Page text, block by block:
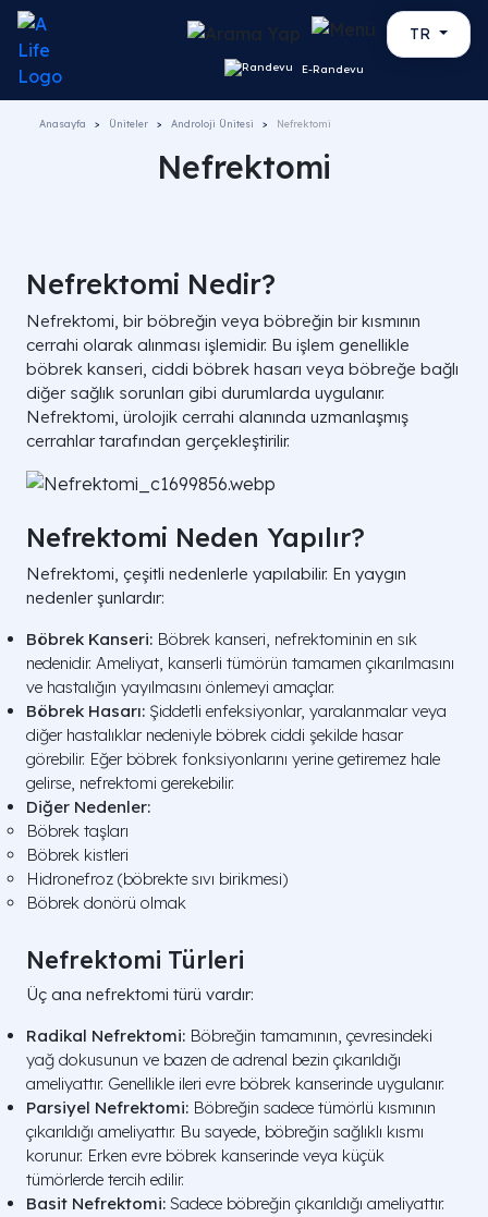
TR
E-Randevu
Anasayfa Üniteler Androloji Ünitesi Nefrektomi
Nefrektomi
Nefrektomi Nedir?
Nefrektomi, bir böbreğin veya böbreğin bir kısmının
cerrahi olarak alınması işlemidir. Bu işlem genellikle
böbrek kanseri, ciddi böbrek hasarı veya böbreğe bağlı
diğer sağlık sorunları gibi durumlarda uygulanır.
Nefrektomi, ürolojik cerrahi alanında uzmanlaşmış
cerrahlar tarafından gerçekleştirilir.
Nefrektomi Neden Yapılır?
Nefrektomi, çeşitli nedenlerle yapılabilir. En yaygın
nedenler şunlardır:
Böbrek Kanseri: Böbrek kanseri, nefrektominin en sık
nedenidir. Ameliyat, kanserli tümörün tamamen çıkarılmasını
ve hastalığın yayılmasını önlemeyi amaçlar.
Böbrek Hasarı: Şiddetli enfeksiyonlar, yaralanmalar veya
diğer hastalıklar nedeniyle böbrek ciddi şekilde hasar
görebilir. Eğer böbrek fonksiyonlarını yerine getiremez hale
gelirse, nefrektomi gerekebilir.
Diğer Nedenler:
Böbrek taşları
Böbrek kistleri
Hidronefroz (böbrekte sıvı birikmesi)
Böbrek donörü olmak
Nefrektomi Türleri
Üç ana nefrektomi türü vardır:
Radikal Nefrektomi: Böbreğin tamamının, çevresindeki
yağ dokusunun ve bazen de adrenal bezin çıkarıldığı
ameliyattır. Genellikle ileri evre böbrek kanserinde uygulanır.
Parsiyel Nefrektomi: Böbreğin sadece tümörlü kısmının
çıkarıldığı ameliyattır. Bu sayede, böbreğin sağlıklı kısmı
korunur. Erken evre böbrek kanserinde veya küçük
tümörlerde tercih edilir.
Basit Nefrektomi: Sadece böbreğin çıkarıldığı ameliyattır.